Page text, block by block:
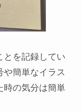
とを記録してい
や簡単なイラス
時の気分は簡単